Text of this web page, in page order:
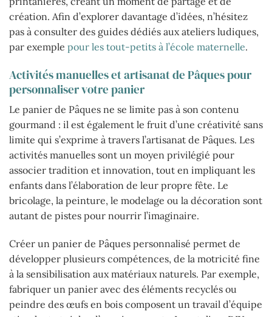
création. Afin d’explorer davantage d’idées, n’hésitez
pas à consulter des guides dédiés aux ateliers ludiques,
par exemple pour les tout-petits à l’école maternelle.
Activités manuelles et artisanat de Pâques pour
personnaliser votre panier
Le panier de Pâques ne se limite pas à son contenu
gourmand : il est également le fruit d’une créativité sans
limite qui s’exprime à travers l’artisanat de Pâques. Les
activités manuelles sont un moyen privilégié pour
associer tradition et innovation, tout en impliquant les
enfants dans l’élaboration de leur propre fête. Le
bricolage, la peinture, le modelage ou la décoration sont
autant de pistes pour nourrir l’imaginaire.
Créer un panier de Pâques personnalisé permet de
développer plusieurs compétences, de la motricité fine
à la sensibilisation aux matériaux naturels. Par exemple,
fabriquer un panier avec des éléments recyclés ou
peindre des œufs en bois composent un travail d’équipe